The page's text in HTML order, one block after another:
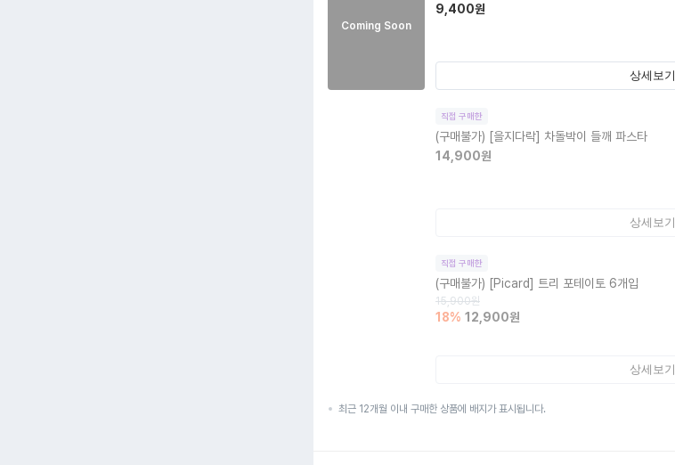
Coming Soon
9,400원
상세보기
직접 구매한
(구매불가) [을지다락] 차돌박이 들깨 파스타
14,900원
상세보기
직접 구매한
(구매불가) [Picard] 트리 포테이토 6개입
15,900원
18% 12,900원
상세보기
최근 12개월 이내 구매한 상품에 배지가 표시됩니다.